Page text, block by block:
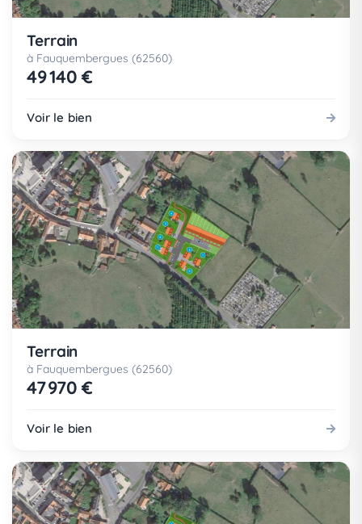
Terrain
à Fauquembergues (62560)
49 140 €
Voir le bien
Terrain
à Fauquembergues (62560)
47 970 €
Voir le bien